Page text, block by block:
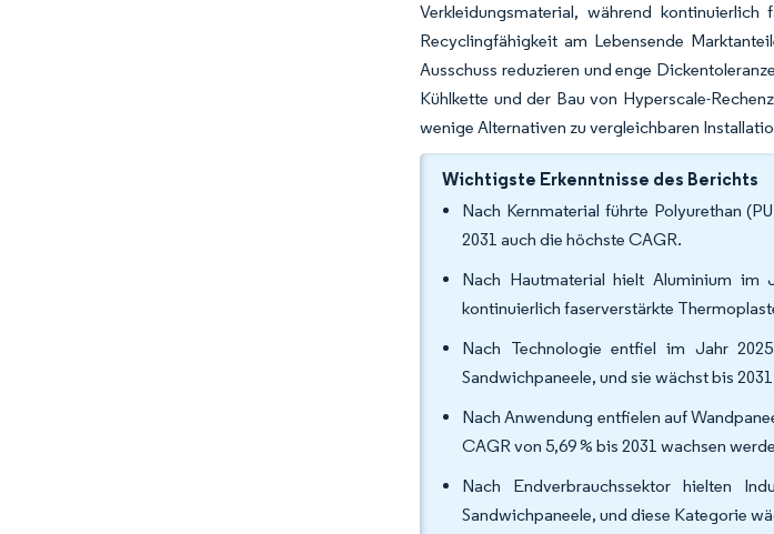
Verkleidungsmaterial, während
Recyclingfähigkeit am Lebensende
Ausschuss reduzieren und enge
Kühlkette und der Bau von Hyperscale-
wenige Alternativen zu vergleichbaren
Wichtigste Erkenntnisse des Berichts
Nach Kernmaterial führte Polyurethan
2031 auch die höchste CAGR.
Nach Hautmaterial hielt Aluminium im
kontinuierlich faserverstärkte
Nach Technologie entfiel im Jahr
Sandwichpaneele, und sie wächst bis
Nach Anwendung entfielen auf
CAGR von 5,69 % bis 2031 wachsen
Nach Endverbrauchssektor hielten
Sandwichpaneele, und diese Kategorie